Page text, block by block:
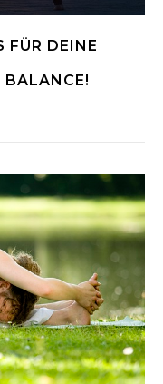
FÜR DEINE
BALANCE!